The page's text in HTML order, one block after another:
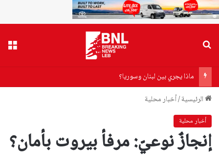
ماذا يجري بين لبنان وسوريا؟
الرئيسية/أخبار محلية
أخبار محلية
إنجازٌ نوعيّ: مرفأ بيروت بأمان؟